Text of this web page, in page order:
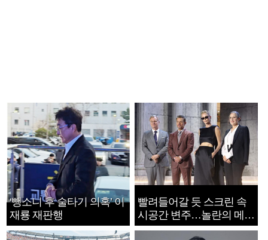
‘뺑소니 후 술타기 의혹’ 이
재룡 재판행
빨려들어갈 듯 스크린 속
시공간 변주…놀란의 메시
지는 ‘전쟁 속죄’